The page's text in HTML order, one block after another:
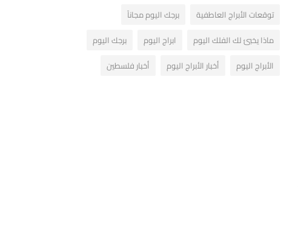
توقعات الأبراج العاطفية
برجك اليوم مجاناً
ماذا يخبئ لك الفلك اليوم
ابراج اليوم
برجك اليوم
الأبراج اليوم
أخبار الأبراج اليوم أخبار فلسطين